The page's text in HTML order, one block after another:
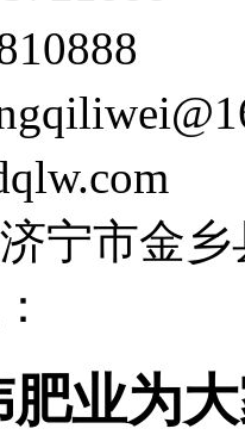
宁市金
业为